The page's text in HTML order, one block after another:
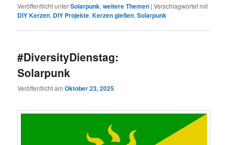
Veröffentlicht unterSolarpunk,weitere Themen |Verschlagwortet mit
DIY Kerzen, DIY Projekte,Kerzen gießen,Solarpunk
#DiversityDienstag:
Solarpunk
Veröffentlicht amOktober 23, 2025